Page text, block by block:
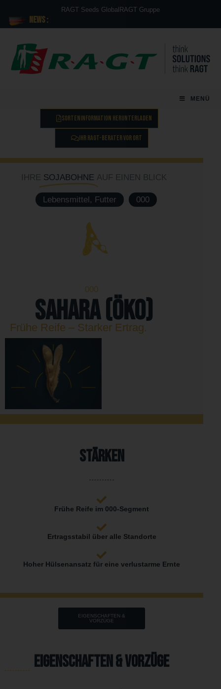
News :
RAGT Seeds Global RAGT Gruppe
MENÜ
SORTENINFORMATION HERUNTERLADEN
IHR RAGT-BERATER VOR ORT
IHRE SOJABOHNE AUF EINEN BLICK
Lebensmittel, Futter 000
000
SAHARA (öko)
Frühe Reife – Starker Ertrag.
Stärken
Frühe Reife im 000-Segment
Ertragsstabil über alle Standorte
Hoher Hülsenansatz für eine verlustarme Ernte
EIGENSCHAFTEN &
VORZÜGE
Eigenschaften & Vorzüge